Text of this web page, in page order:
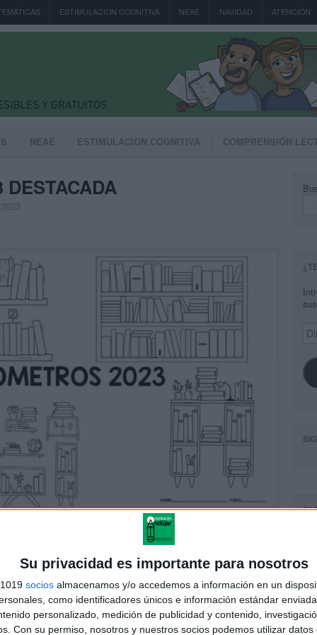
Su privacidad es importante para nosotros
socios almacenamos y/o accedemos a información en un
como identificadores únicos e información estándar
personalizado, medición de publicidad y contenido,
Con su permiso, nosotros y nuestros socios podemos utilizar datos
ESTIMULACION COGNITIVA NEAE NAVIDAD ATENCIÓN
NEAE ESTIMULACION COGNITIVA COMPRENSIÓN
de